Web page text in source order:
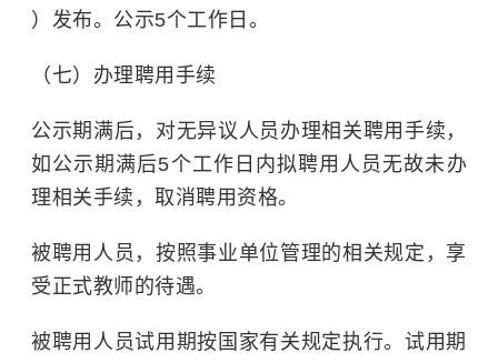
）发布。公示5个工作日。
（七）办理聘用手续
公示期满后，对无异议人员办理相关聘用手续，
如公示期满后5个工作日内拟聘用人员无故未办
理相关手续，取消聘用资格。
被聘用人员，按照事业单位管理的相关规定，享
受正式教师的待遇。
被聘用人员试用期按国家有关规定执行。试用期